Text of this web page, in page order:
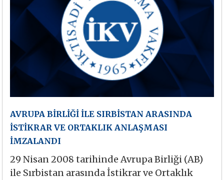
AVRUPA BİRLİĞİ İLE SIRBİSTAN ARASINDA
İSTİKRAR VE ORTAKLIK ANLAŞMASI
İMZALANDI
29 Nisan 2008 tarihinde Avrupa Birliği (AB)
ile Sırbistan arasında İstikrar ve Ortaklık